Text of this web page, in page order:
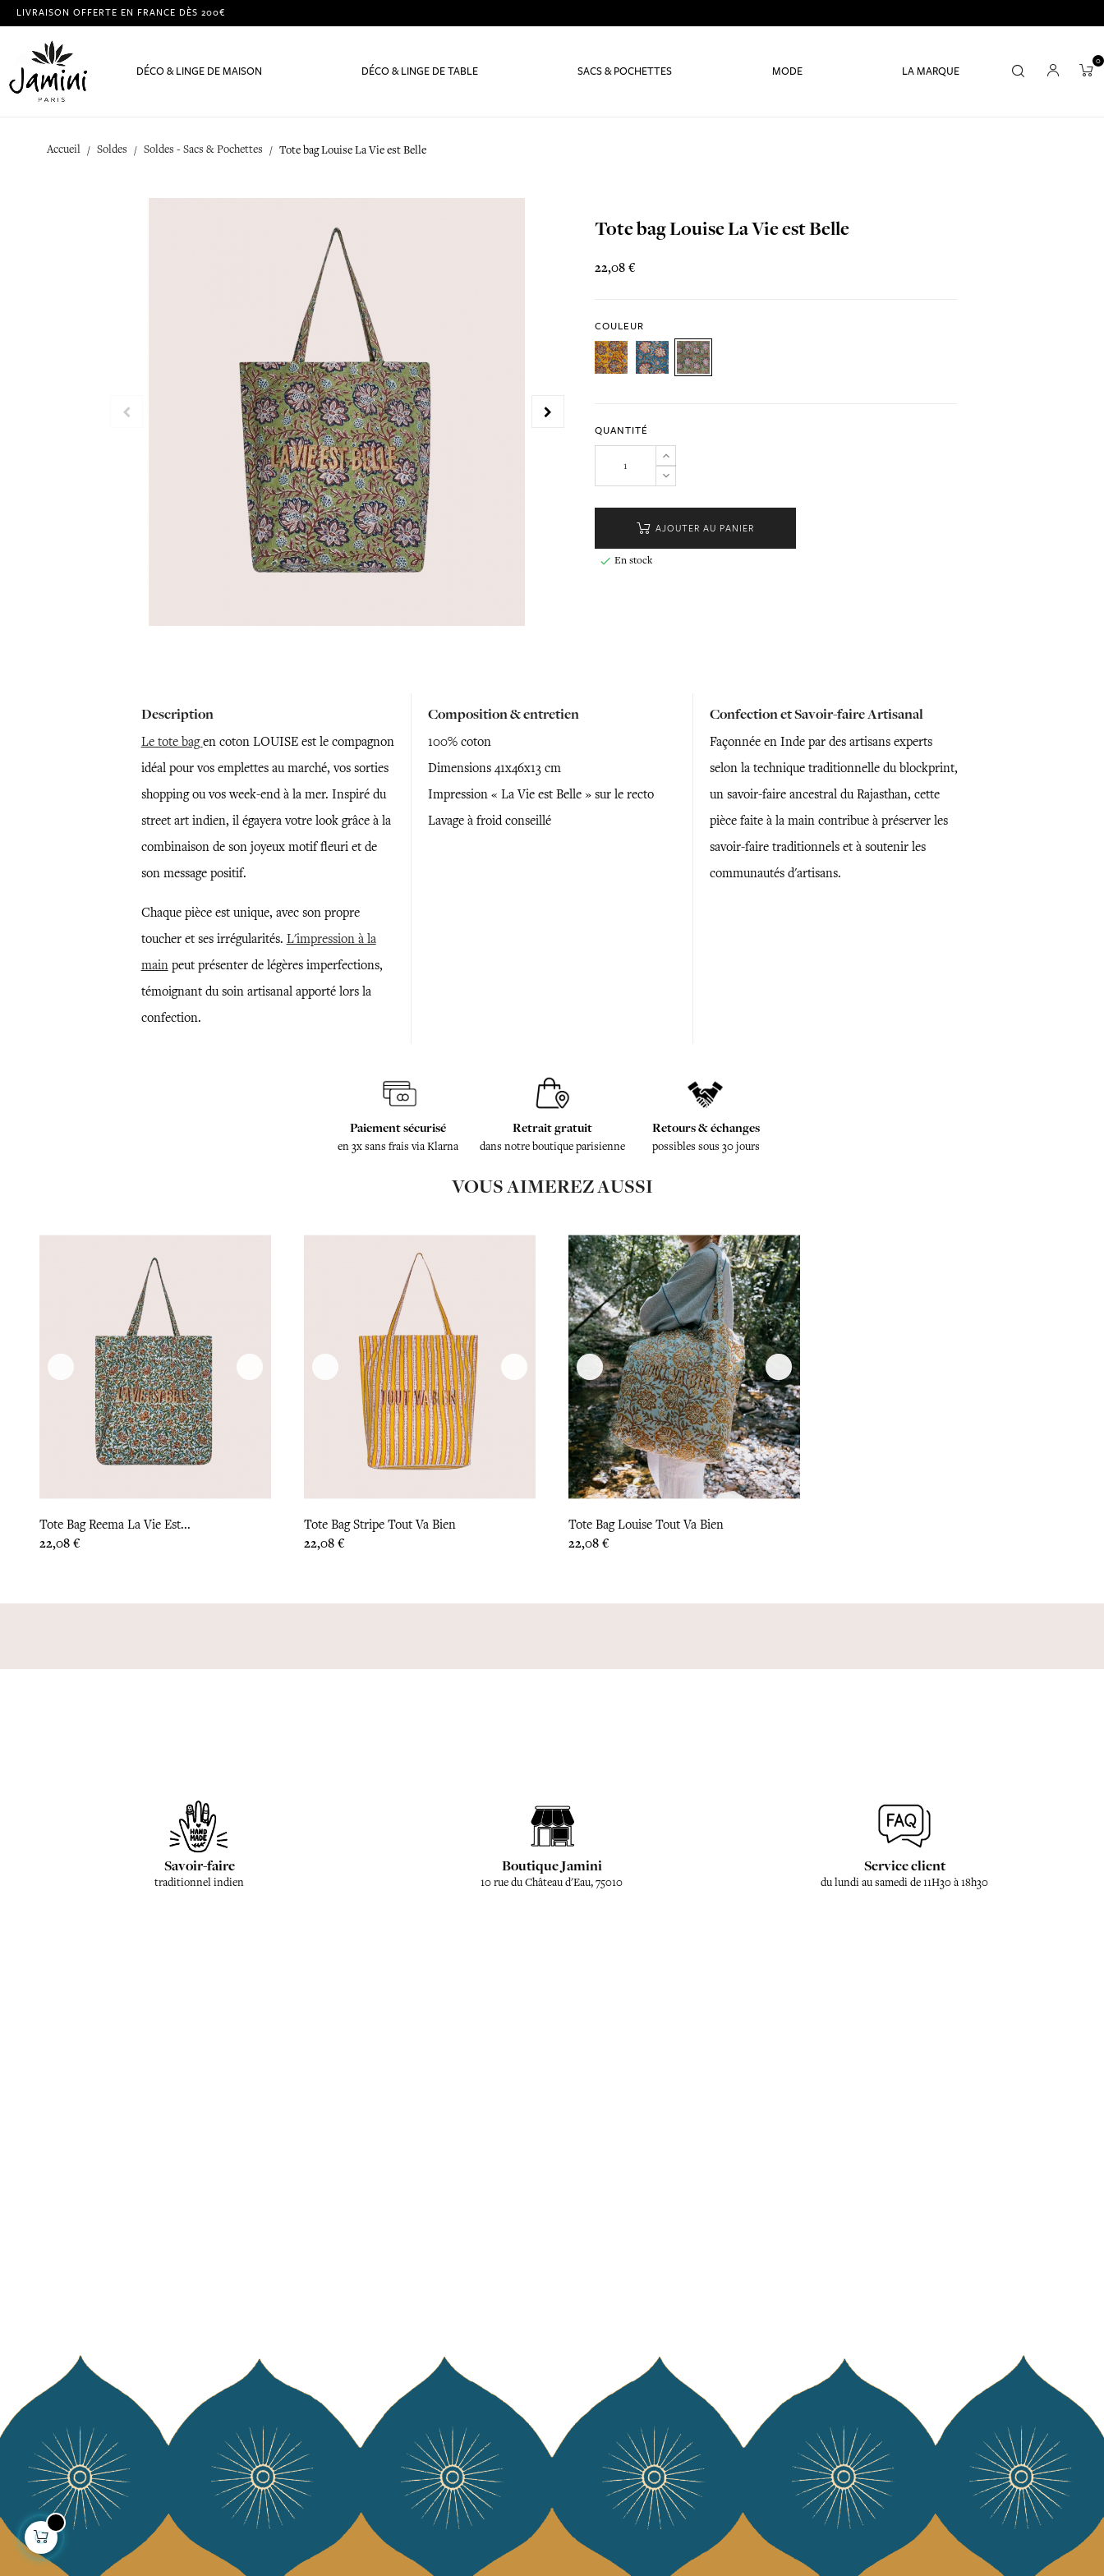
LIVRAISON OFFERTE EN FRANCE DÈS 200€
DÉCO & LINGE DE MAISON DÉCO & LINGE DE TABLE SACS & POCHETTES MODE LA MARQUE
0
Accueil Soldes Soldes - Sacs & Pochettes Tote bag Louise La Vie est Belle
Tote bag Louise La Vie est Belle
22,08 €
COULEUR
QUANTITÉ
AJOUTER AU PANIER
 En stock
Description
Le tote bagen coton LOUISE est le compagnon
idéal pour vos emplettes au marché, vos sorties
shopping ou vos week-end à la mer. Inspiré du
street art indien, il égayera votre look grâce à la
combinaison de son joyeux motif fleuri et de
son message positif.
Chaque pièce est unique, avec son propre
toucher et ses irrégularités. L'impression à la
mainpeut présenter de légères imperfections,
témoignant du soin artisanal apporté lors la
confection.
Composition & entretien
100% coton
Dimensions 41x46x13 cm
Impression « La Vie est Belle » sur le recto
Lavage à froid conseillé
Confection et Savoir-faire Artisanal
Façonnée en Inde par des artisans experts
selon la technique traditionnelle du blockprint,
un savoir-faire ancestral du Rajasthan, cette
pièce faite à la main contribue à préserver les
savoir-faire traditionnels et à soutenir les
communautés d'artisans.
Paiement sécurisé
en 3x sans frais via Klarna
Retrait gratuit
dans notre boutique parisienne
Retours & échanges
possibles sous 30 jours
VOUS AIMEREZ AUSSI
Tote Bag Reema La Vie Est...
Prix
22,08 €
Tote Bag Stripe Tout Va Bien
Prix
22,08 €
Tote Bag Louise Tout Va Bien
Prix
22,08 €
Savoir-faire
traditionnel indien
Boutique Jamini
10 rue du Château d'Eau, 75010
Service client
du lundi au samedi de 11H30 à 18h30